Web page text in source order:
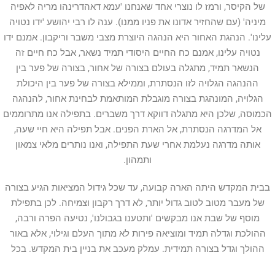
של הקיסר, ורמז לו נוצרי אחד שאנחנו 'עמא דאהדרינהו מריה לאפיה
מיניה' (עם שהחזיר אדונו את פניו ממנו). ענה לו רבי יהושע 'ידו נטויה
עלינו'. הנהגת האחור היא הנהגה היוצרת מצבי משבר וריקבון. אמנם ידו
נטויה עלינו, אמנם כח החיים היסודי תמיד נשאר, אבל כח חיים זה
הנשאר תמיד, מתגלה בעולם בצורה של אחור, בצורה של פער בין
ההנהגה הגלויה לזו הנסתרת, וממילא בצורה של פער בין היכולת
הגלויה, המונהגת בצורה מוגבלת המותאמת לבחינת אחור, להנהגה
הכמוסה, שלכן היא מתגלה דווקא דרך משברים. בתפילה אנו מתרוממים
אל המדרגה הנסתרת, אל הארת הפנים. אבל תפילה היא חיי שעה,
אותה מדרגה נעלמת אחרי שעת התפילה, ואנו נותרים מלאי צמאון
ותמהון.
בבית המקדש היתה הארה קבועה, עד שכל גידול המציאות הגיע בצורה
של מעבר מטוב לטוב גדול יותר, לא דרך רקבון וצמיחה. לכן בתפילת
מוסף של שבת אנו מבקשים 'ותטענו בגבולנו', נטיעה הפרה ורבה,
ההולכת וגדלה תמיד ומוציאה פירות לא מתוך העלם וגילוי, אלא באור
ההולך וגדל בצורה תמידית. עמלק מעכב את בניין בית המקדש. בכל